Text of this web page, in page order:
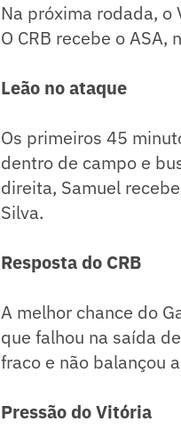
Na próxima rodada, o
O CRB recebe o ASA,
Leão no ataque
Os primeiros 45
dentro de campo e
direita, Samuel
Silva.
Resposta do CRB
A melhor chance do
que falhou na saída
fraco e não balançou
Pressão do Vitória